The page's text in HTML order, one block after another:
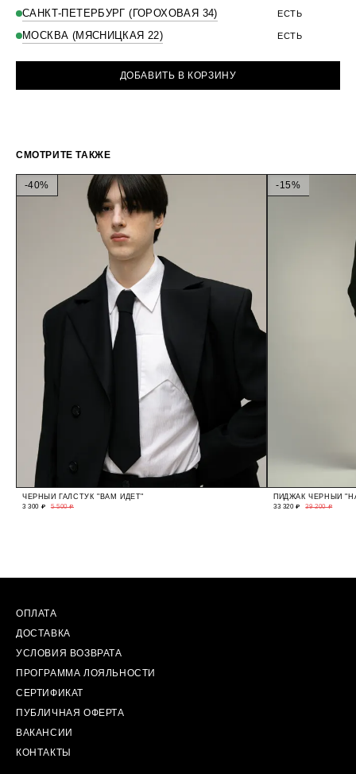
САНКТ-ПЕТЕРБУРГ (ГОРОХОВАЯ 34) ЕСТЬ
МОСКВА (МЯСНИЦКАЯ 22) ЕСТЬ
ДОБАВИТЬ В КОРЗИНУ
СМОТРИТЕ ТАКЖЕ
-40%
ЧЕРНЫЙ ГАЛСТУК "ВАМ ИДЕТ"
3 300 ₽ 5 500 ₽
-15%
ПИДЖАК ЧЕРНЫЙ
33 320 ₽ 39 200 ₽
ОПЛАТА
ДОСТАВКА
УСЛОВИЯ ВОЗВРАТА
ПРОГРАММА ЛОЯЛЬНОСТИ
СЕРТИФИКАТ
ПУБЛИЧНАЯ ОФЕРТА
ВАКАНСИИ
КОНТАКТЫ